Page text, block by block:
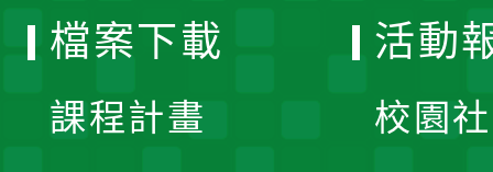
檔案下載
課程計畫
活動
校園